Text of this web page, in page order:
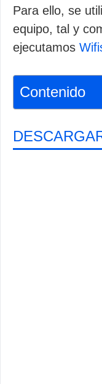
Para ello, se
equipo, tal y
ejecutamos
Contenido